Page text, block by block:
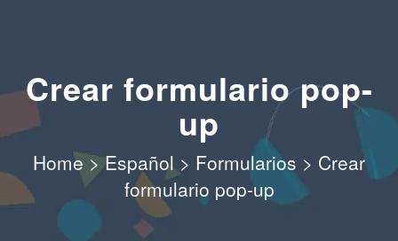
Crear formulario pop-
up
Home > Español > Formularios > Crear
formulario pop-up